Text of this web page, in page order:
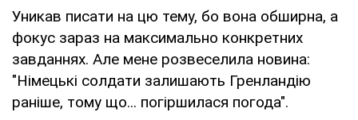
Уникав писати на цю тему, бо вона обширна, а
фокус зараз на максимально конкретних
завданнях. Але мене розвеселила новина:
"Німецькі солдати залишають Гренландію
раніше, тому що... погіршилася погода".